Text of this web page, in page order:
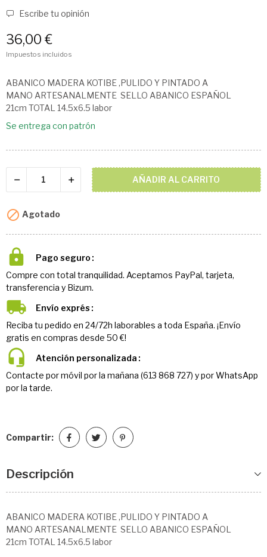
Escribe tu opinión
36,00 €
Impuestos incluidos
ABANICO MADERA KOTIBE ,PULIDO Y PINTADO A
MANO ARTESANALMENTE SELLO ABANICO ESPAÑOL
21cm TOTAL 14.5x6.5 labor
Se entrega con patrón
AÑADIR AL CARRITO
 Agotado
Pago seguro
Compre con total tranquilidad. Aceptamos PayPal, tarjeta,
transferencia y Bizum.
Envío exprés
Reciba tu pedido en 24/72h laborables a toda España. ¡Envío
gratis en compras desde 50 €!
Atención personalizada
Contacte por móvil por la mañana (613 868 727) y por WhatsApp
por la tarde.
Compartir:
Descripción
ABANICO MADERA KOTIBE ,PULIDO Y PINTADO A
MANO ARTESANALMENTE SELLO ABANICO ESPAÑOL
21cm TOTAL 14.5x6.5 labor